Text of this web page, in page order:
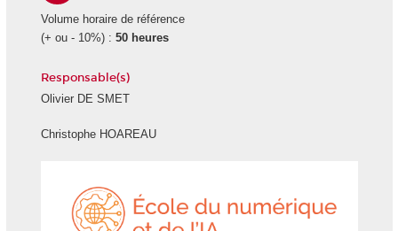
Volume horaire de référence
(+ ou - 10%) : 50 heures
Responsable(s)
Olivier DE SMET
Christophe HOAREAU